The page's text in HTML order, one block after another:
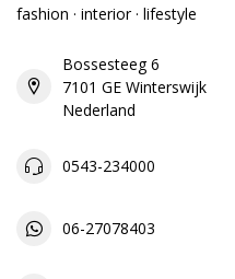
fashion · interior · lifestyle
Bossesteeg 6
7101 GE Winterswijk
Nederland
0543-234000
06-27078403